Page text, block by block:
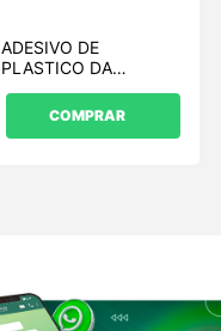
ADESIVO DE
PLASTICO DA
FAROL LDCOMPRAR